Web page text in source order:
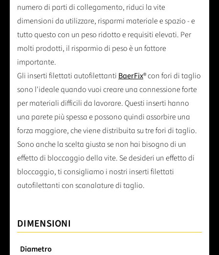
numero di parti di collegamento, riduci la vite
dimensioni da utilizzare, risparmi materiale e spazio - e
tutto questo con un peso ridotto e requisiti elevati. Per
molti prodotti, il risparmio di peso è un fattore
importante.
Gli inserti filettati autofilettanti BaerFix® con fori di taglio
sono l'ideale quando vuoi creare una connessione forte
per materiali difficili da lavorare. Questi inserti hanno
una parete più spessa e possono quindi assorbire una
forza maggiore, che viene distribuita su tre fori di taglio.
Sono anche la scelta giusta se non hai bisogno di un
effetto di bloccaggio della vite. Se desideri un effetto di
bloccaggio, ti consigliamo i nostri inserti filettati
autofilettanti con scanalature di taglio.
DIMENSIONI
Diametro